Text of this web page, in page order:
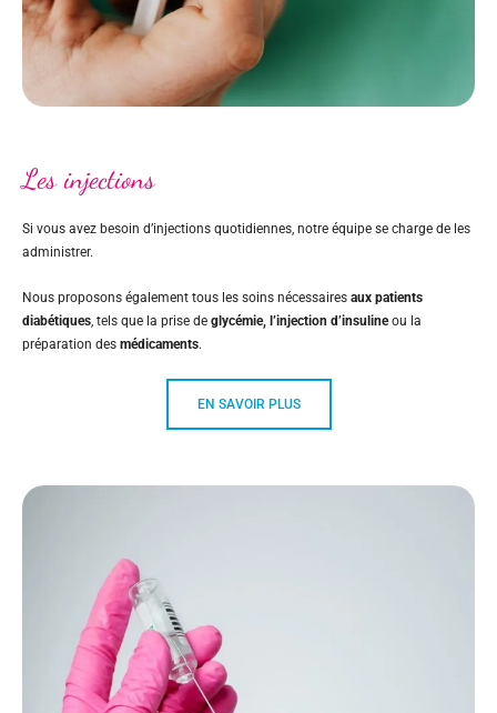
Les injections
Si vous avez besoin d’injections quotidiennes, notre équipe se charge de les
administrer.
Nous proposons également tous les soins nécessaires aux patients
diabétiques, tels que la prise de glycémie, l’injection d’insulineou la
préparation des médicaments.
EN SAVOIR PLUS